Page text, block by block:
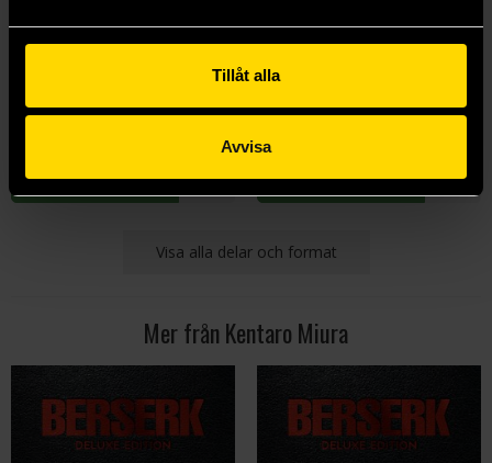
Tillåt alla
Avvisa
520 kr
Beställ
Kentaro Miura
520 kr
Beställ
Visa alla delar och format
Mer från Kentaro Miura